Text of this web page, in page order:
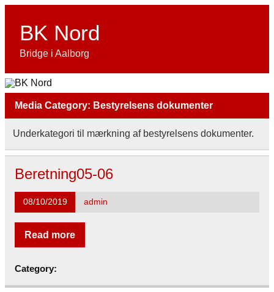
Skip
contentBK Nord
Bridge i Aalborg
Media Category: Bestyrelsens dokumenter
Underkategori til mærkning af bestyrelsens dokumenter.
Beretning05-06
08/10/2019 admin
Read more
Category: